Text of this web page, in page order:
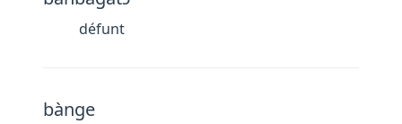
défunt
bànge